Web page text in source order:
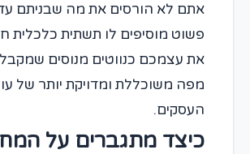
אתם לא הורסים את מה שבניתם
פשוט מוסיפים לו תשתית כלכלית
את עצמכם כנווטים מנוסים
מפה משוכללת ומדויקת יותר של
העסקים.
כיצד מתגברים על